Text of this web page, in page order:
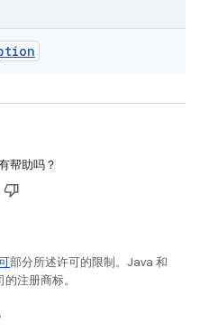
帮助吗？
部分所述许可的限制。Java 和
注册商标。